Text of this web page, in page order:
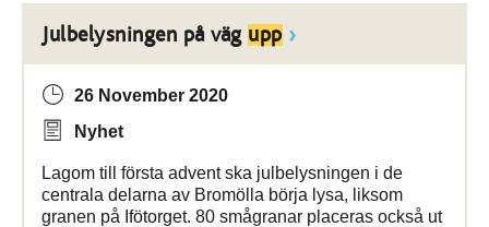
Julbelysningen på väg upp
26 November 2020
Nyhet
Lagom till första advent ska julbelysningen i de
centrala delarna av Bromölla börja lysa, liksom
granen på Ifötorget. 80 smågranar placeras också ut